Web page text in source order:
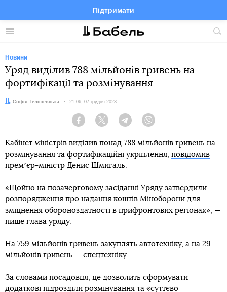
Меню
Підтримати
FacebookTelegramTwitter
Новини
Уряд виділив 788 мільйонів гривень на
фортифікації та розмінування
Автор:
Софія Телішевська Дата:
21:06, 07 грудня 2023
Facebook Twitter Telegram
Кабінет міністрів виділив понад 788 мільйонів гривень на
розмінування та фортифікаційні укріплення, повідомив
премʼєр-міністр Денис Шмигаль.
«Щойно на позачерговому засіданні Уряду затвердили
розпорядження про надання коштів Міноборони для
зміцнення обороноздатності в прифронтових регіонах», —
пише глава уряду.
На 759 мільйонів гривень закуплять автотехніку, а на 29
мільйонів гривень — спецтехніку.
За словами посадовця, це дозволить сформувати
додаткові підрозділи розмінування та «суттєво